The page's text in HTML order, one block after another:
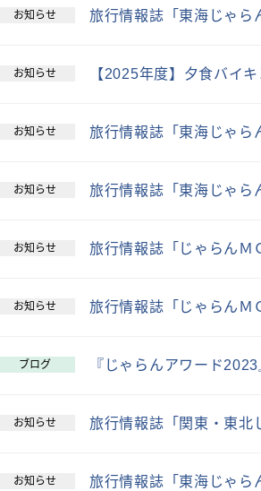
お知らせ 旅行情報誌「東海じゃら
お知らせ 【2025年度】夕食バイ
お知らせ 旅行情報誌「東海じゃら
お知らせ 旅行情報誌「東海じゃら
お知らせ 旅行情報誌「じゃらんＭ
お知らせ 旅行情報誌「じゃらんＭ
ブログ 『じゃらんアワード
お知らせ 旅行情報誌「関東・東北
お知らせ 旅行情報誌「東海じゃら